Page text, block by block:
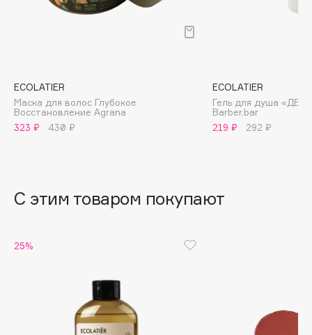
Banderas
Basicare
Beautyblades
НОВИНКА
ECOLATIER
Маска для волос Глубокое
Восстановление Agrana
323 ₽
430 ₽
ECOLATIER
Гель для душа «ДЕО
Barber.bar
219 ₽
292 ₽
С этим товаром покупают
25%